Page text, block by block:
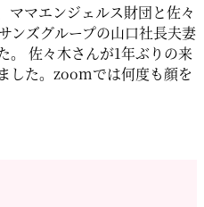
ママエンジェルス財団と佐々
ンズグループの山口社長夫妻
。 佐々木さんが1年ぶりの来
した。zoomでは何度も顔を